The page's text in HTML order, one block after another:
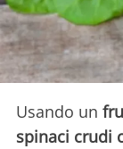
Usando un
spinaci crudi